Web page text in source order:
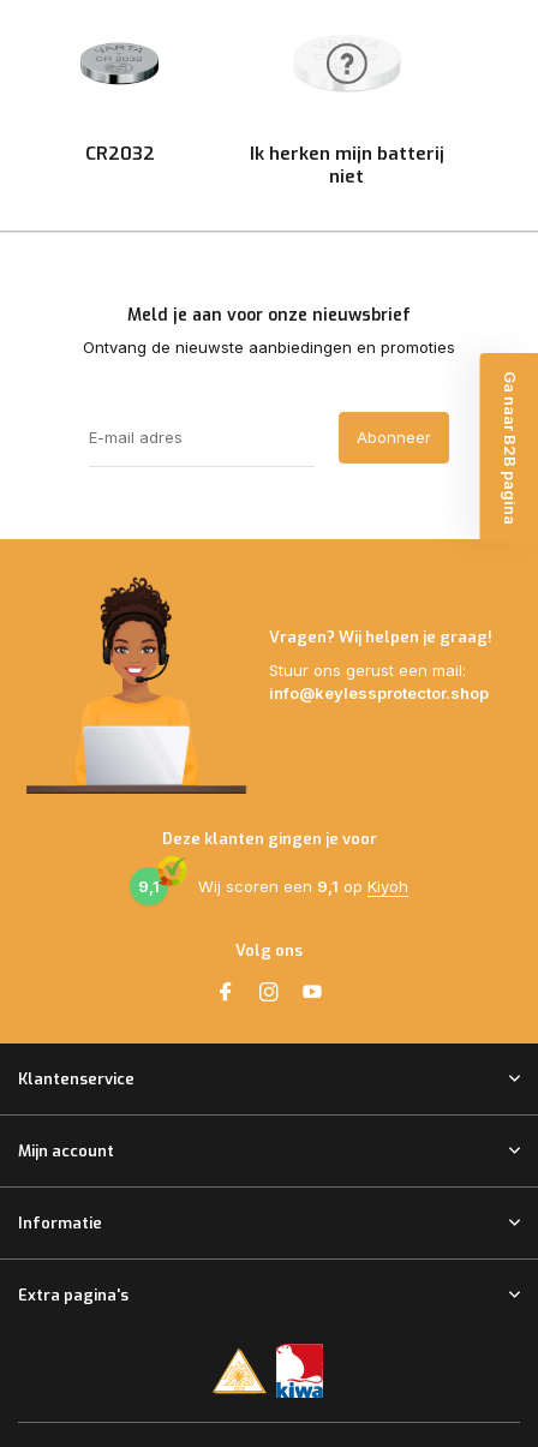
CR2032
Ik herken mijn batterij
niet
Meld je aan voor onze nieuwsbrief
Ontvang de nieuwste aanbiedingen en promoties
Abonneer
Vragen? Wij helpen je graag!
Stuur ons gerust een mail:
info@keylessprotector.shop
Deze klanten gingen je voor
9,1 Wij scoren een 9,1 op Kiyoh
Volg ons
Klantenservice
Mijn account
Informatie
Extra pagina's
Ga naar B2B pagina